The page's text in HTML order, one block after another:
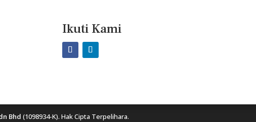
Ikuti Kami
Bhd (1098934-K). Hak Cipta Terpelihara.